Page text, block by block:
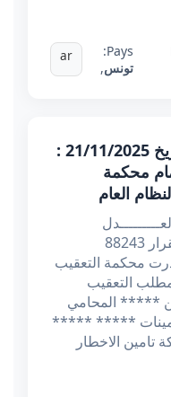
Pays:
تونس,
ar
قرار تعقيبي عدد 88243 بتاريخ 21/11/2025 :
محكمة
العام
محكمــــــة التعقــيب عـ ـدد القرار 88243
21 نوفمبر 2025 أصدرت محكمة التعقيب
مطلب التعقيب
بتاريخ 17 جوان 2025 من ***** المحامي
***** *****
الاخطار